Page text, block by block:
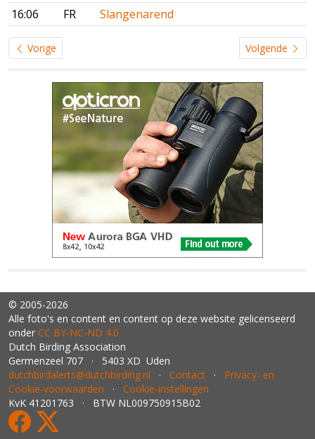
16:06
FR Slangenarend
Vorige Volgende
© 2005-2026
Alle foto's en content en content op deze website gelicenseerd
onder CC BY‑NC‑ND 4.0
Dutch Birding Association
Germenzeel 707 · 5403 XD Uden
dutchbirdalerts@dutchbirding.nl · Contact · Privacy- en
Cookie-voorwaarden · Cookie-instellingen
KvK 41201763 · BTW NL009750915B02